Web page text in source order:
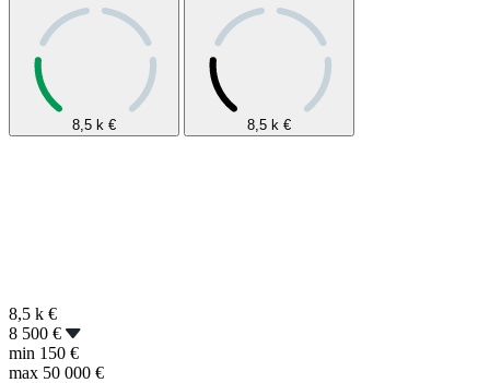
8,5 k € 8,5 k €
8,5 k €
8 500 €
min 150 €
max 50 000 €